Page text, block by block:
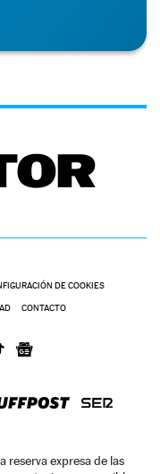
DE COOKIES
CONTACTO
reserva expresa de las